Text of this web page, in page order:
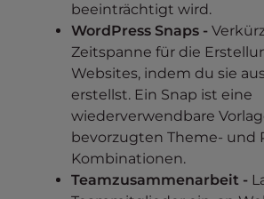
beeinträchtigt wird.
WordPress Snaps -
Zeitspanne für die
Websites, indem du sie
erstellst. Ein Snap ist eine
wiederverwendbare
bevorzugten Theme- und
Kombinationen.
Teamzusammenarbeit -